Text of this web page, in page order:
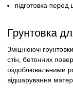
підготовка
Грунтовка
Зміцнюючі
стін, бетонних
оздоблювальними
відшарування